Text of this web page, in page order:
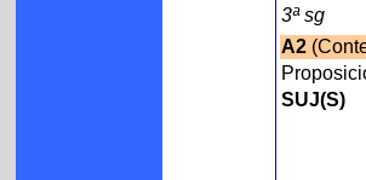
3ª sg
A2
SUJ(S)